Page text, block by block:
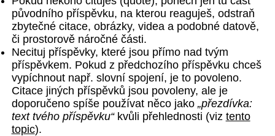
původního příspěvku, na kterou reaguješ, odstraň
zbytečné citace, obrázky, videa a podobné datově,
či prostorově náročné části.
Necituj příspěvky, které jsou přímo nad tvým
příspěvkem. Pokud z předchozího příspěvku chceš
vypíchnout např. slovní spojení, je to povoleno.
Citace jiných příspěvků jsou povoleny, ale je
doporučeno spíše používat něco jako „přezdívka:
text tvého příspěvku“kvůli přehlednosti (viz tento
topic).